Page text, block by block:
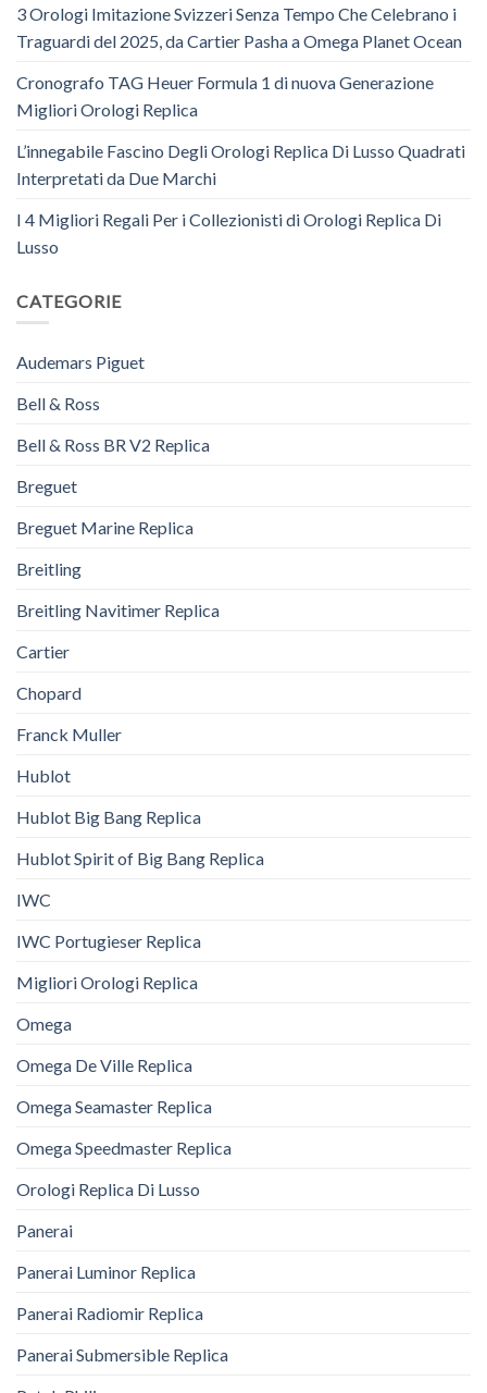
3 Orologi Imitazione Svizzeri Senza Tempo Che Celebrano i
Traguardi del 2025, da Cartier Pasha a Omega Planet Ocean
Cronografo TAG Heuer Formula 1 di nuova Generazione
Migliori Orologi Replica
L’innegabile Fascino Degli Orologi Replica Di Lusso Quadrati
Interpretati da Due Marchi
I 4 Migliori Regali Per i Collezionisti di Orologi Replica Di
Lusso
CATEGORIE
Audemars Piguet
Bell & Ross
Bell & Ross BR V2 Replica
Breguet
Breguet Marine Replica
Breitling
Breitling Navitimer Replica
Cartier
Chopard
Franck Muller
Hublot
Hublot Big Bang Replica
Hublot Spirit of Big Bang Replica
IWC
IWC Portugieser Replica
Migliori Orologi Replica
Omega
Omega De Ville Replica
Omega Seamaster Replica
Omega Speedmaster Replica
Orologi Replica Di Lusso
Panerai
Panerai Luminor Replica
Panerai Radiomir Replica
Panerai Submersible Replica